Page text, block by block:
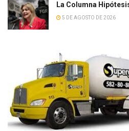
La Columna
5 DE AGOSTO DE 2026